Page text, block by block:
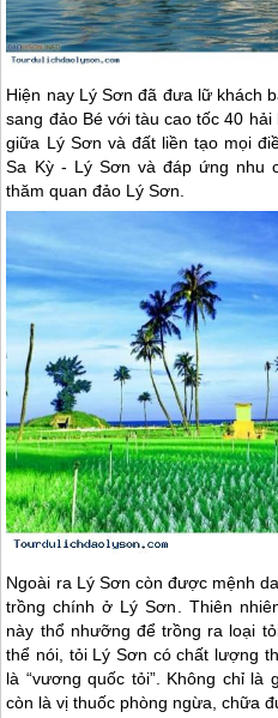
Hiện nay Lý Sơn đã đưa lữ khách
sang đảo Bé với tàu cao tốc 40
giữa Lý Sơn và đất liền tạo mọi
Sa Kỳ - Lý Sơn và đáp ứng nhu
thăm quanđảo Lý Sơn
Ngoài ra Lý Sơn còn được mệnh
trồng chính ở Lý Sơn. Thiên
này thổ nhưỡng để trồng ra loại
thể nói, tỏi Lý Sơn có chất lượng
là “vương quốc tỏi”. Không chỉ là
còn là vị thuốc phòng ngừa, chữa